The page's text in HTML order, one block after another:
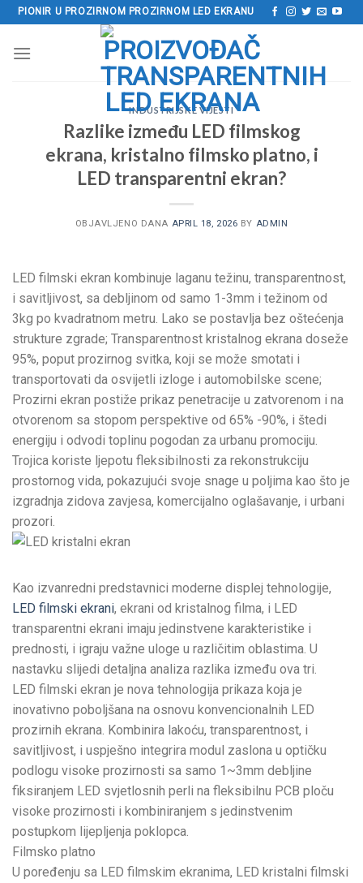
Preskoči
na
sadržaj
PIONIR U PROZIRNOM PROZIRNOM LED EKRANU
INDUSTRIJSKE VIJESTI
Razlike između LED filmskog
ekrana, kristalno filmsko platno, i
LED transparentni ekran?
OBJAVLJENO DANA APRIL 18, 2026 BY ADMIN
LED filmski ekran kombinuje laganu težinu, transparentnost,
i savitljivost, sa debljinom od samo 1-3mm i težinom od
3kg po kvadratnom metru. Lako se postavlja bez oštećenja
strukture zgrade; Transparentnost kristalnog ekrana doseže
95%, poput prozirnog svitka, koji se može smotati i
transportovati da osvijetli izloge i automobilske scene;
Prozirni ekran postiže prikaz penetracije u zatvorenom i na
otvorenom sa stopom perspektive od 65% -90%, i štedi
energiju i odvodi toplinu pogodan za urbanu promociju.
Trojica koriste ljepotu fleksibilnosti za rekonstrukciju
prostornog vida, pokazujući svoje snage u poljima kao što je
izgradnja zidova zavjesa, komercijalno oglašavanje, i urbani
prozori.
Kao izvanredni predstavnici moderne displej tehnologije,
LED filmski ekrani, ekrani od kristalnog filma, i LED
transparentni ekrani imaju jedinstvene karakteristike i
prednosti, i igraju važne uloge u različitim oblastima. U
nastavku slijedi detaljna analiza razlika između ova tri.
LED filmski ekran je nova tehnologija prikaza koja je
inovativno poboljšana na osnovu konvencionalnih LED
prozirnih ekrana. Kombinira lakoću, transparentnost, i
savitljivost, i uspješno integrira modul zaslona u optičku
podlogu visoke prozirnosti sa samo 1~3mm debljine
fiksiranjem LED svjetlosnih perli na fleksibilnu PCB ploču
visoke prozirnosti i kombiniranjem s jedinstvenim
postupkom lijepljenja poklopca.
Filmsko platno
U poređenju sa LED filmskim ekranima, LED kristalni filmski